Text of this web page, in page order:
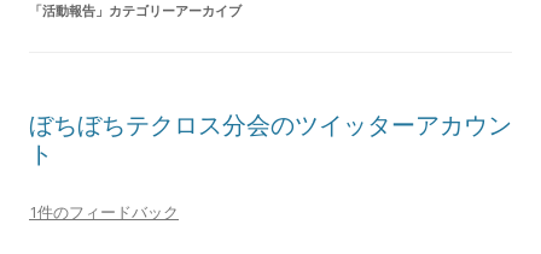
「活動報告 」カテゴリーアーカイブ
ぼちぼちテクロス分会のツイッターアカウン
ト
1件のフィードバック